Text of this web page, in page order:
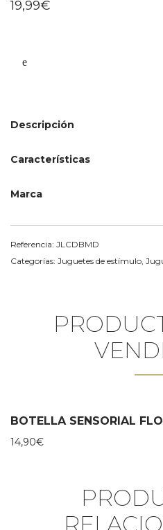
19,99€
Descripción
Características
Marca
Referencia: JLCDBMD
Categorías: Juguetes de estímulo
14,90€